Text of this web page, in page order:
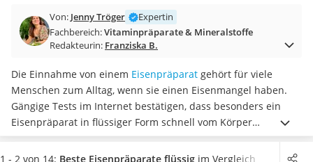
Massagepistole
Epilierer
Eiweißpulver
Magnesiumpräparat
Katzenklappe
Nackenmassagegerät
Zeckenschutz Katze
leichter Haartrockner
Von: Jenny Tröger
Expertin
Fachbereich:Vitaminpräparate & Mineralstoffe
Redakteurin: Franziska B.
Die Einnahme von einem Eisenpräparat gehört für viele
Menschen zum Alltag, wenn sie einen Eisenmangel haben.
Gängige Tests im Internet bestätigen, dass besonders ein
Eisenpräparat in flüssiger Form schnell vom Körper
aufgenommen wird. Viele Präparate sind zudemvegan und
glutenfrei , sodass Sie die Mittel bedenkenlos einnehmen
1 - 2 von 14: Beste Eisenpräparate flüssig im Vergleich